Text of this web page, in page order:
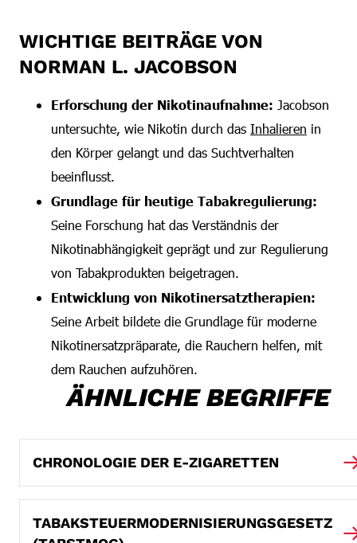
WICHTIGE BEITRÄGE VON
NORMAN L. JACOBSON
Erforschung der Nikotinaufnahme: Jacobson
untersuchte, wie Nikotin durch das Inhalieren in
den Körper gelangt und das Suchtverhalten
beeinflusst.
Grundlage für heutige Tabakregulierung:
Seine Forschung hat das Verständnis der
Nikotinabhängigkeit geprägt und zur Regulierung
von Tabakprodukten beigetragen.
Entwicklung von Nikotinersatztherapien:
Seine Arbeit bildete die Grundlage für moderne
Nikotinersatzpräparate, die Rauchern helfen, mit
dem Rauchen aufzuhören.
ÄHNLICHE BEGRIFFE
CHRONOLOGIE DER E-ZIGARETTEN
TABAKSTEUERMODERNISIERUNGSGESETZ